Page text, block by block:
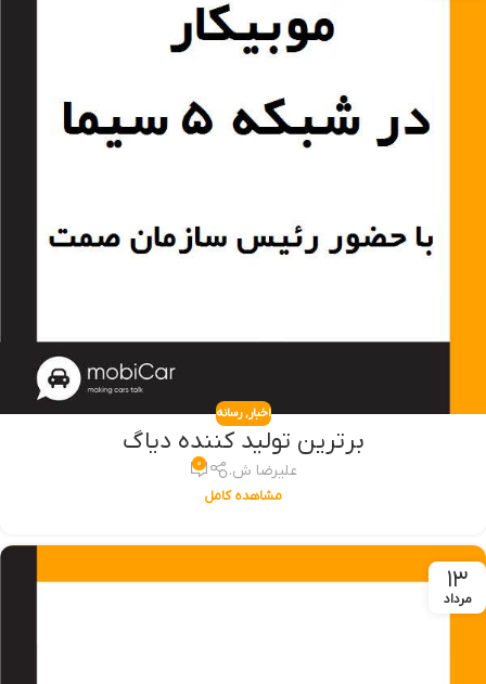
اخبار,رسانه
برترین تولید کننده دیاگ
علیرضا ش. ۰
مشاهده کامل
۱۳
مرداد